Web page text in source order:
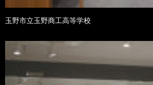
玉野市立玉野商工高等学校